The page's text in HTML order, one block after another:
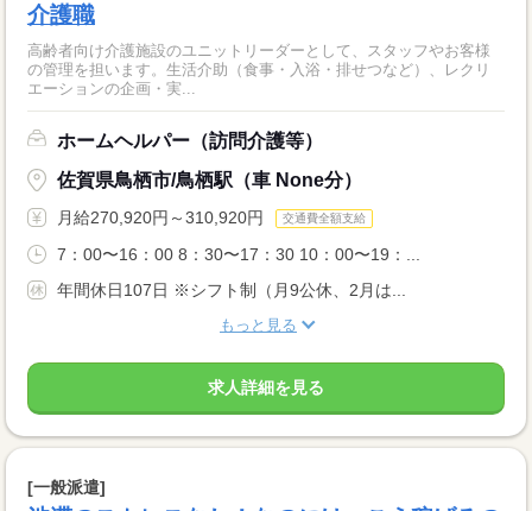
介護職
高齢者向け介護施設のユニットリーダーとして、スタッフやお客様
の管理を担います。生活介助（食事・入浴・排せつなど）、レクリ
エーションの企画・実...
ホームヘルパー（訪問介護等）
佐賀県鳥栖市/鳥栖駅（車 None分）
月給270,920円～310,920円 交通費全額支給
7：00〜16：00 8：30〜17：30 10：00〜19：...
年間休日107日 ※シフト制（月9公休、2月は...
もっと見る
求人詳細を見る
[一般派遣]